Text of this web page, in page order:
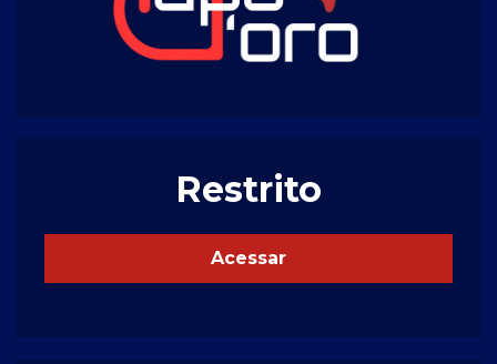
Restrito
Acessar